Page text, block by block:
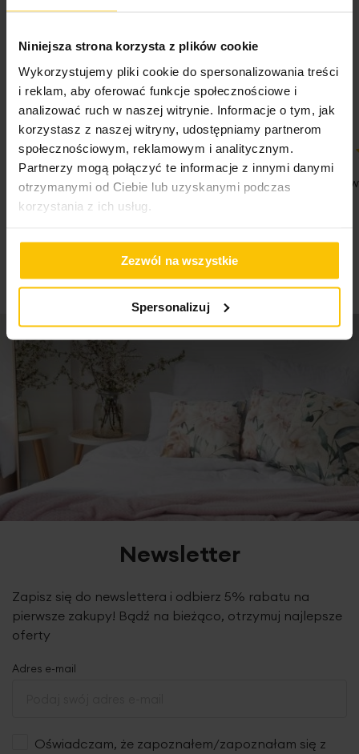
Niniejsza strona korzysta z plików cookie
Wykorzystujemy pliki cookie do spersonalizowania treści
i reklam, aby oferować funkcje społecznościowe i
analizować ruch w naszej witrynie. Informacje o tym, jak
korzystasz z naszej witryny, udostępniamy partnerom
społecznościowym, reklamowym i analitycznym.
Partnerzy mogą połączyć te informacje z innymi danymi
otrzymanymi od Ciebie lub uzyskanymi podczas
korzystania z ich usług.
Zezwól na wszystkie
Spersonalizuj
ręczników pojawia się pylenie, które jest wynikiem wykruszania się parafiny z
trakcie użytkowania ręczników pylenie całkowicie ustępuje, jednocześnie zwiększa
się ich puszystość i chłonność.
Na podstawie 28319 opinii. Zobacz niektóre opinie
100%
Jestem zadowolona z poziomu usług i
dostawy
100%
Jestem na
Newsletter
Zapisz się do newslettera i odbierz 5% rabatu na
pierwsze zakupy! Bądź na bieżąco, otrzymuj najlepsze
oferty
Adres e-mail
Oświadczam, że zapoznałem/zapoznałam się z